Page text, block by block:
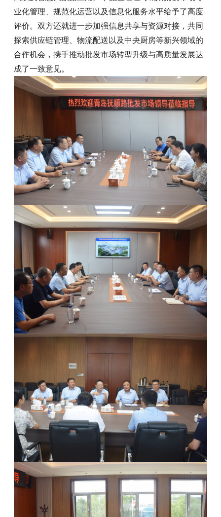
业化管理、规范化运营以及信息化服务水平给予了高度
评价。双方还就进一步加强信息共享与资源对接，共同
探索供应链管理、物流配送以及中央厨房等新兴领域的
合作机会，携手推动批发市场转型升级与高质量发展达
成了一致意见。